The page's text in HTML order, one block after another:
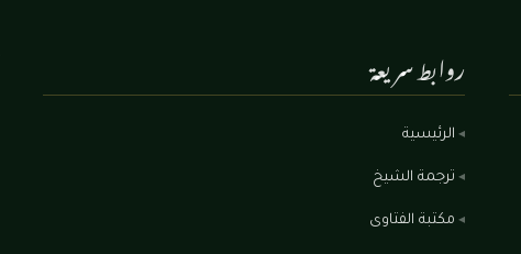
روابط سريعة
الرئيسية
ترجمة الشيخ
مكتبة الفتاوى